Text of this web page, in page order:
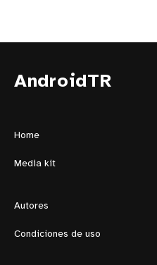
AndroidTR
Home
Media kit
Autores
Condiciones de uso